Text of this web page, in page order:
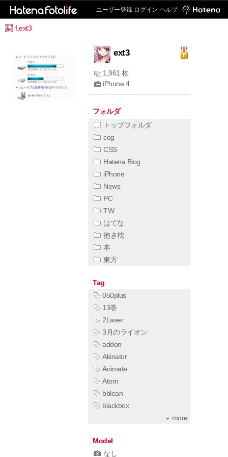
ユーザー登録 ログイン ヘルプ
f.ext3
ext3
1,961 枚
iPhone 4
フォルダ
トップフォルダ
cog
CSS
Hatena Blog
iPhone
News
PC
TW
はてな
抱き枕
本
東方
Tag
050plus
13巻
2Laser
3月のライオン
addon
Akinator
Animate
Atom
bblean
blackbox
more
Model
なし